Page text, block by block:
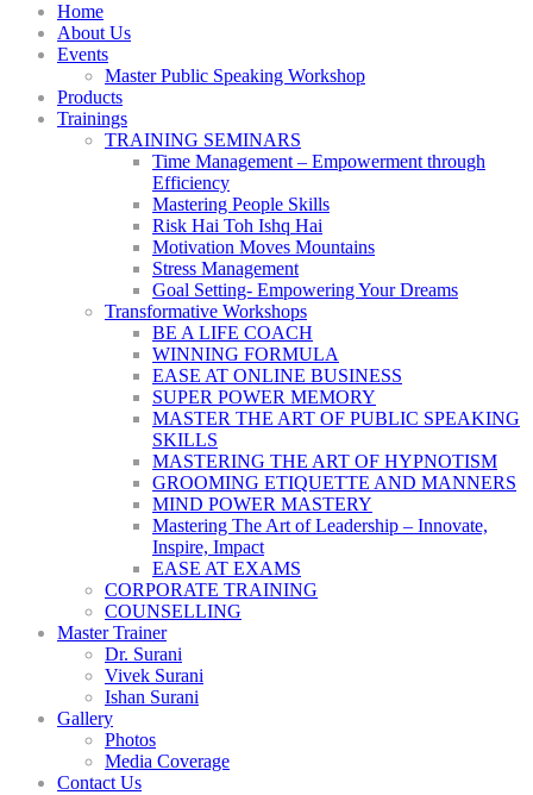
Home
About Us
Events
Master Public Speaking Workshop
Products
Trainings
TRAINING SEMINARS
Time Management – Empowerment through
Efficiency
Mastering People Skills
Risk Hai Toh Ishq Hai
Motivation Moves Mountains
Stress Management
Goal Setting- Empowering Your Dreams
Transformative Workshops
BE A LIFE COACH
WINNING FORMULA
EASE AT ONLINE BUSINESS
SUPER POWER MEMORY
MASTER THE ART OF PUBLIC SPEAKING
SKILLS
MASTERING THE ART OF HYPNOTISM
GROOMING ETIQUETTE AND MANNERS
MIND POWER MASTERY
Mastering The Art of Leadership – Innovate,
Inspire, Impact
EASE AT EXAMS
CORPORATE TRAINING
COUNSELLING
Master Trainer
Dr. Surani
Vivek Surani
Ishan Surani
Gallery
Photos
Media Coverage
Contact Us